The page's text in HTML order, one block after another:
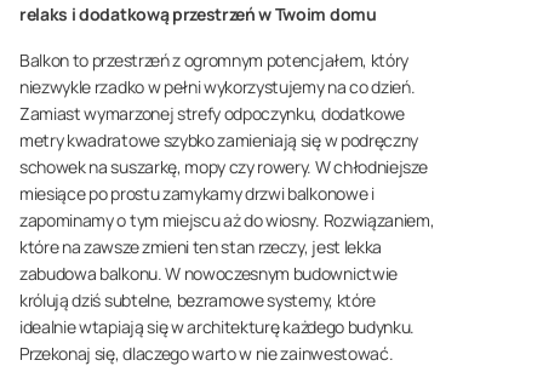
relaks i dodatkową przestrzeń w Twoim domu
Balkon to przestrzeń z ogromnym potencjałem, który
niezwykle rzadko w pełni wykorzystujemy na co dzień.
Zamiast wymarzonej strefy odpoczynku, dodatkowe
metry kwadratowe szybko zamieniają się w podręczny
schowek na suszarkę, mopy czy rowery. W chłodniejsze
miesiące po prostu zamykamy drzwi balkonowe i
zapominamy o tym miejscu aż do wiosny. Rozwiązaniem,
które na zawsze zmieni ten stan rzeczy, jest lekka
zabudowa balkonu. W nowoczesnym budownictwie
królują dziś subtelne, bezramowe systemy, które
idealnie wtapiają się w architekturę każdego budynku.
Przekonaj się, dlaczego warto w nie zainwestować.